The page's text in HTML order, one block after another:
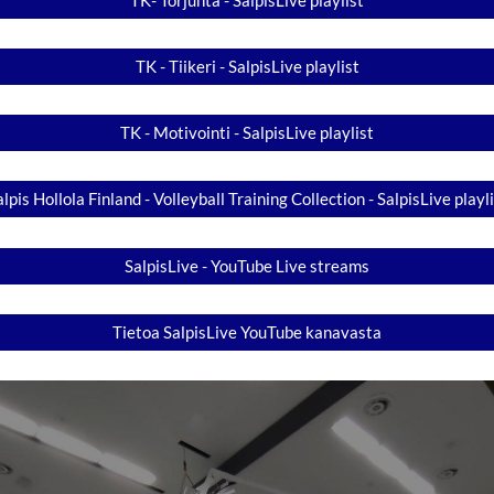
TK - Tiikeri - SalpisLive playlist
TK - Motivointi - SalpisLive playlist
Hollola Finland - Volleyball Training Collection - SalpisLive
SalpisLive - YouTube Live streams
Tietoa SalpisLive YouTube kanavasta